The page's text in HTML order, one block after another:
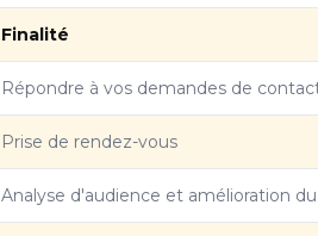
Finalité
Répondre à vos demandes de
Prise de rendez-vous
Analyse d'audience et amélioration